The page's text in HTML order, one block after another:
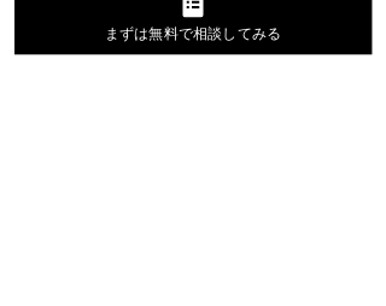
1営業日中にご連絡いたします。
まずは無料で相談してみる